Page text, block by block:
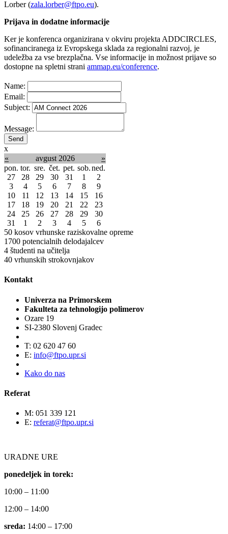
Lorber (zala.lorber@ftpo.eu).
Prijava in dodatne informacije
Ker je konferenca organizirana v okviru projekta ADDCIRCLES,
sofinanciranega iz Evropskega sklada za regionalni razvoj, je
udeležba za vse brezplačna. Vse informacije in možnost prijave so
dostopne na spletni strani ammap.eu/conference.
Name:
Email:
Subject:
Message:
x
«
avgust 2026
»
pon. tor. sre. čet. pet. sob.ned.
27
28 29 30 31 1
2
3
4 5 6 7 8
9
10
11 12 13 14 15
16
17
18 19 20 21 22
23
24
25 26 27 28 29
30
31
1 2 3 4 5
6
50 kosov vrhunske raziskovalne opreme
1700 potencialnih delodajalcev
4 študenti na učitelja
40 vrhunskih strokovnjakov
Kontakt
Univerza na Primorskem
Fakulteta za tehnologijo polimerov
Ozare 19
SI-2380 Slovenj Gradec
T: 02 620 47 60
E: info@ftpo.upr.si
Kako do nas
Referat
M: 051 339 121
E: referat@ftpo.upr.si
URADNE URE
ponedeljek in torek:
10:00 – 11:00
12:00 – 14:00
sreda: 14:00 – 17:00